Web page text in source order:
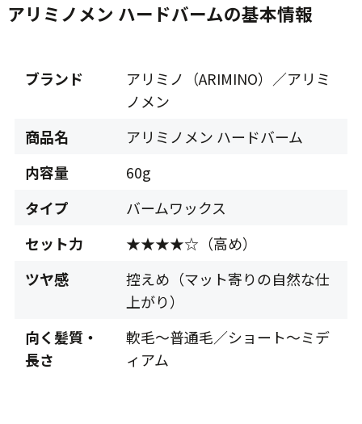
アリミノメン ハードバームの基本情報
ブランド
アリミノ（ARIMINO）／アリミ
ノメン
商品名
アリミノメン ハードバーム
内容量
60g
タイプ
バームワックス
セット力
★★★★☆（高め）
ツヤ感
控えめ（マット寄りの自然な仕
上がり）
向く髪質・
長さ
軟毛〜普通毛／ショート〜ミデ
ィアム